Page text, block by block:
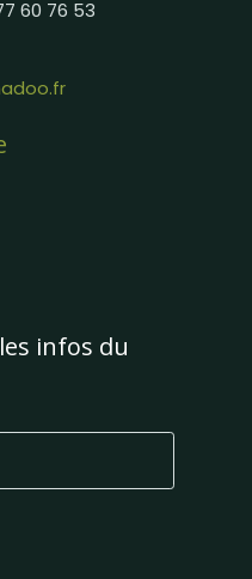
60 76 53
infos du